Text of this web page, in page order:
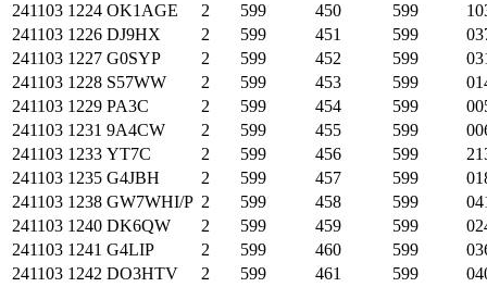
241103 1224 OK1AGE 2 599 450 599
241103 1226 DJ9HX 2 599 451 599
241103 1227 G0SYP 2 599 452 599
241103 1228 S57WW 2 599 453 599
241103 1229 PA3C 2 599 454 599
241103 1231 9A4CW 2 599 455 599
241103 1233 YT7C 2 599 456 599
241103 1235 G4JBH 2 599 457 599
241103 1238 GW7WHI/P 2 599 458 599
241103 1240 DK6QW 2 599 459 599
241103 1241 G4LIP 2 599 460 599
241103 1242 DO3HTV 2 599 461 599